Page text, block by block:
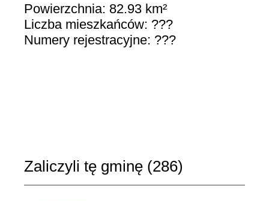
Powierzchnia: 82.93 km²
Liczba mieszkańców: ???
Numery rejestracyjne: ???
Zaliczyli tę gminę (286)